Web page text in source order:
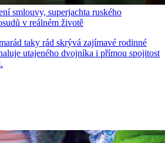
smlouvy, superjachta ruského
v reálném životě
taky rád skrývá zajímavé rodinné
utajeného dvojníka i přímou spojitost